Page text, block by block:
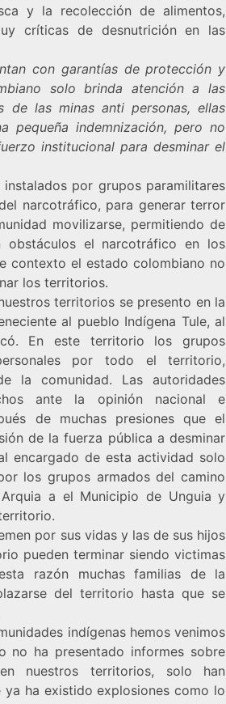
y la recolección de alimentos,
críticas de desnutrición en las
con garantías de protección y
solo brinda atención a las
de las minas anti personas, ellas
pequeña indemnización, pero no
institucional para desminar el
por grupos paramilitares
narcotráfico, para generar terror
movilizarse, permitiendo de
obstáculos el narcotráfico en los
contexto el estado colombiano no
los territorios.
territorios se presento en la
al pueblo Indígena Tule, al
En este territorio los grupos
por todo el territorio,
la comunidad. Las autoridades
ante la opinión nacional e
de muchas presiones que el
de la fuerza pública a desminar
encargado de esta actividad solo
los grupos armados del camino
a el Municipio de Unguia y
por sus vidas y las de sus hijos
pueden terminar siendo victimas
razón muchas familias de la
del territorio hasta que se
indígenas hemos venimos
no ha presentado informes sobre
nuestros territorios, solo han
ha existido explosiones como lo